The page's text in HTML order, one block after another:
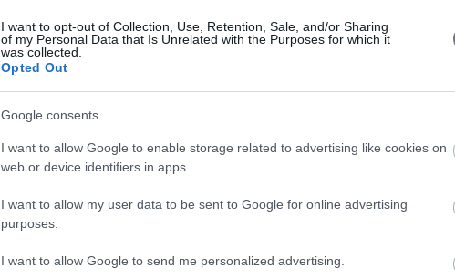
I want to opt-out of Collection, Use, Retention, Sale, and/or Sharing
of my Personal Data that Is Unrelated with the Purposes for which it
was collected.
Opted Out
Google consents
I want to allow Google to enable storage related to advertising like cookies on
web or device identifiers in apps.
I want to allow my user data to be sent to Google for online advertising
purposes.
I want to allow Google to send me personalized advertising.